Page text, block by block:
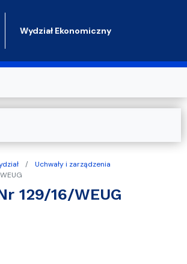
Wydział Ekonomiczny
Uchwały i zarządzenia
129/16/WEUG